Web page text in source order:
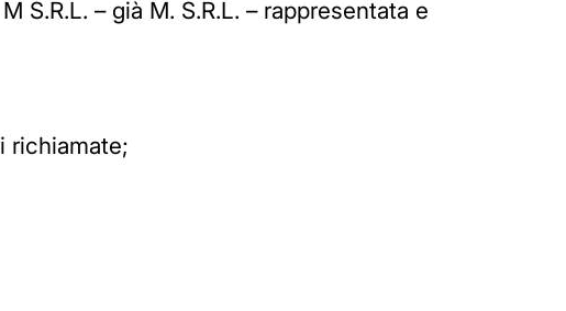
S.R.L. – già M. S.R.L. – rappresentata e
richiamate;